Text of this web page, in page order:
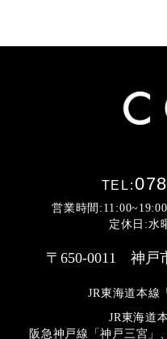
TEL:
営業時間
定休日:水
〒650-0011 神戸
JR東海道本線
JR東海道
阪急神戸線「神戸三宮」